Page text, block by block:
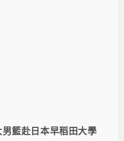
男籃赴日本早稻田大學